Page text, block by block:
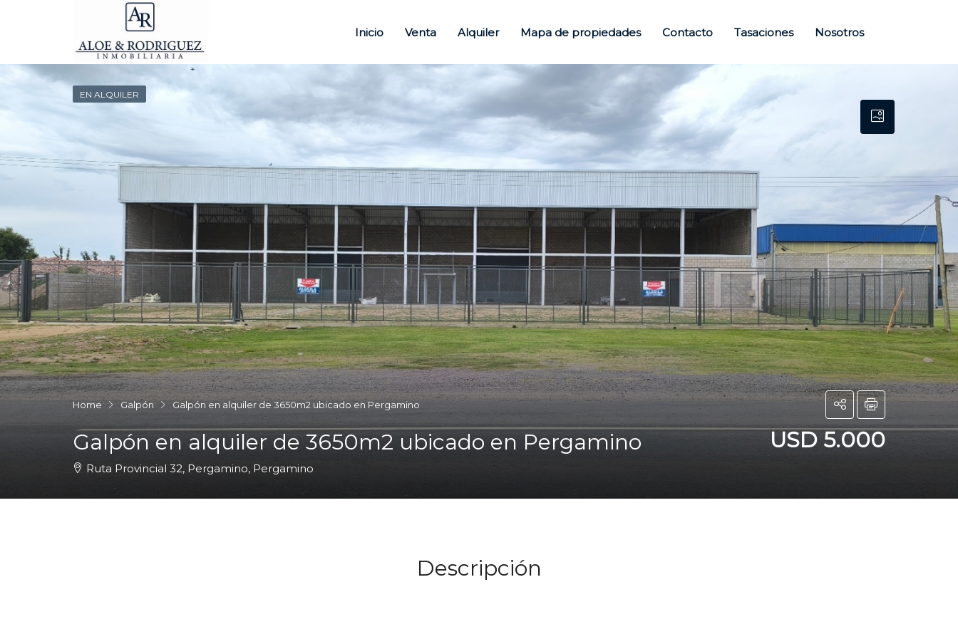
Inicio Venta Alquiler Mapa de propiedades Contacto Tasaciones Nosotros
EN ALQUILER
Home Galpón Galpón en alquiler de 3650m2 ubicado en Pergamino
Galpón en alquiler de 3650m2 ubicado en Pergamino USD 5.000
Ruta Provincial 32, Pergamino, Pergamino
Descripción